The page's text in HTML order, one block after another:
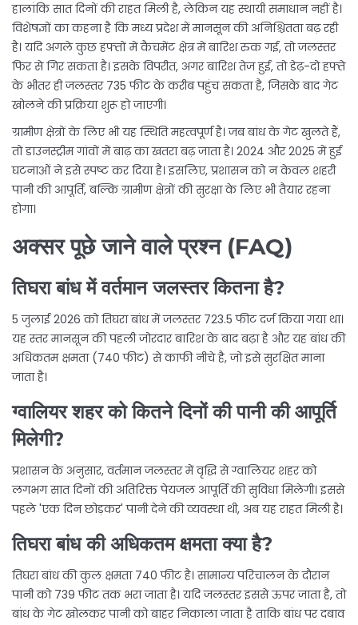
हालांकि सात दिनों की राहत मिली है, लेकिन यह स्थायी समाधान नहीं है।
विशेषज्ञों का कहना है कि मध्य प्रदेश में मानसून की अनिश्चितता बढ़ रही
है। यदि अगले कुछ हफ्तों में कैचमेंट क्षेत्र में बारिश रुक गई, तो जलस्तर
फिर से गिर सकता है। इसके विपरीत, अगर बारिश तेज हुई, तो डेढ़-दो हफ्ते
के भीतर ही जलस्तर 735 फीट के करीब पहुंच सकता है, जिसके बाद गेट
खोलने की प्रक्रिया शुरू हो जाएगी।
ग्रामीण क्षेत्रों के लिए भी यह स्थिति महत्वपूर्ण है। जब बांध के गेट खुलते हैं,
तो डाउनस्ट्रीम गांवों में बाढ़ का खतरा बढ़ जाता है। 2024 और 2025 में हुई
घटनाओं ने इसे स्पष्ट कर दिया है। इसलिए, प्रशासन को न केवल शहरी
पानी की आपूर्ति, बल्कि ग्रामीण क्षेत्रों की सुरक्षा के लिए भी तैयार रहना
होगा।
अक्सर पूछे जाने वाले प्रश्न (FAQ)
तिघरा बांध में वर्तमान जलस्तर कितना है?
5 जुलाई 2026 को तिघरा बांध में जलस्तर 723.5 फीट दर्ज किया गया था।
यह स्तर मानसून की पहली जोरदार बारिश के बाद बढ़ा है और यह बांध की
अधिकतम क्षमता (740 फीट) से काफी नीचे है, जो इसे सुरक्षित माना
जाता है।
ग्वालियर शहर को कितने दिनों की पानी की आपूर्ति
मिलेगी?
प्रशासन के अनुसार, वर्तमान जलस्तर में वृद्धि से ग्वालियर शहर को
लगभग सात दिनों की अतिरिक्त पेयजल आपूर्ति की सुविधा मिलेगी। इससे
पहले 'एक दिन छोड़कर' पानी देने की व्यवस्था थी, अब यह राहत मिली है।
तिघरा बांध की अधिकतम क्षमता क्या है?
तिघरा बांध की कुल क्षमता 740 फीट है। सामान्य परिचालन के दौरान
पानी को 739 फीट तक भरा जाता है। यदि जलस्तर इससे ऊपर जाता है, तो
बांध के गेट खोलकर पानी को बाहर निकाला जाता है ताकि बांध पर दबाव